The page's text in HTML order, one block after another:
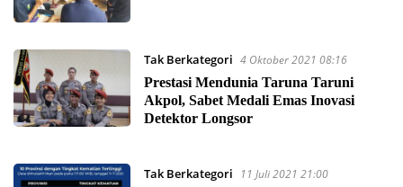
Tak Berkategori 4 Oktober 2021 08:16
Prestasi Mendunia Taruna Taruni
Akpol, Sabet Medali Emas Inovasi
Detektor Longsor
Tak Berkategori
11 Juli 2021 21:00